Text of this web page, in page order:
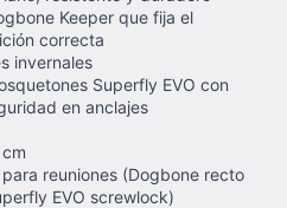
Keeper que fija el
correcta
invernales
Superfly EVO con
en anclajes
reuniones (Dogbone recto
EVO screwlock)